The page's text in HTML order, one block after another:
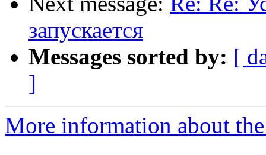
запускается
Messages sorted by: [
]
More information about